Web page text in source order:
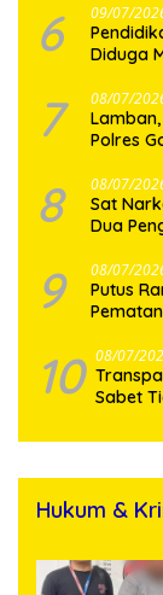
6 09/07/
Diduga
7 08/07/
Polres
8 08/07/
Sat
Dua
9 08/07/
Putus
10 08/07/
Sabet
Hukum &